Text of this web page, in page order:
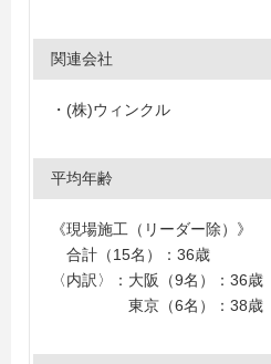
関連会社
・(株)ウィンクル
平均年齢
《現場施工（リーダー除）》
合計（15名）：36歳
〈内訳〉：大阪（9名）：36歳
東京（6名）：38歳